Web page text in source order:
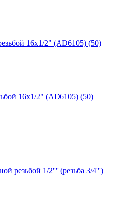
16х1/2" (AD6105) (50)